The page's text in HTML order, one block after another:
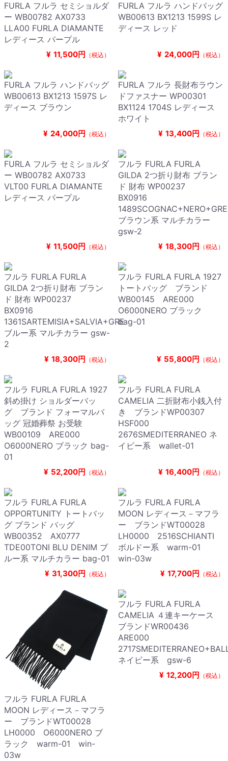
FURLA フルラ セミショルダ
ー WB00782 AX0733
LLA00 FURLA DIAMANTE
レディース パープル
¥ 11,500円 （税込）
FURLA フルラ ハンドバッグ
WB00613 BX1213 1599S レ
ディース レッド
¥ 24,000円 （税込）
FURLA フルラ ハンドバッグ
WB00613 BX1213 1597S レ
ディース ブラウン
¥ 24,000円 （税込）
FURLA フルラ 長財布ラウン
ドファスナー WP00301
BX1124 1704S レディース
ホワイト
¥ 13,400円 （税込）
FURLA フルラ セミショルダ
ー WB00782 AX0733
VLT00 FURLA DIAMANTE
レディース パープル
¥ 11,500円 （税込）
フルラ FURLA FURLA
GILDA 2つ折り財布 ブラン
ド 財布 WP00237
BX0916
ブラウン系 マルチカラー
gsw-2
¥ 18,300円 （税込）
フルラ FURLA FURLA
GILDA 2つ折り財布 ブラン
ド 財布 WP00237
BX0916
1361SARTEMISIA+SALVIA+GRE
ブルー系 マルチカラー gsw-
2
¥ 18,300円 （税込）
フルラ FURLA FURLA 1927
トートバッグ ブランド
WB00145 ARE000
O6000NERO ブラック
bag-01
¥ 55,800円 （税込）
フルラ FURLA FURLA 1927
斜め掛け ショルダーバッ
グ ブランド フォーマルバ
ッグ 冠婚葬祭 お受験
WB00109 ARE000
O6000NERO ブラック bag-
01
¥ 52,200円 （税込）
フルラ FURLA FURLA
CAMELIA 二折財布小銭入付
き ブランドWP00307
HSF000
2676SMEDITERRANEO ネ
イビー系 wallet-01
¥ 16,400円 （税込）
フルラ FURLA FURLA
OPPORTUNITY トートバッ
グ ブランド バッグ
WB00352 AX0777
TDE00TONI BLU DENIM ブ
ルー系 マルチカラー bag-01
¥ 31,300円 （税込）
フルラ FURLA FURLA
MOON レディース－マフラ
ー ブランドWT00028
LH0000 2516SCHIANTI
ボルドー系 warm-01
win-03w
¥ 17,700円 （税込）
フルラ FURLA FURLA
MOON レディース－マフラ
ー ブランドWT00028
LH0000 O6000NERO ブ
ラック warm-01 win-
03w
フルラ FURLA FURLA
CAMELIA ４連キーケース
ブランドWR00436
ARE000
ネイビー系 gsw-6
¥ 12,200円 （税込）